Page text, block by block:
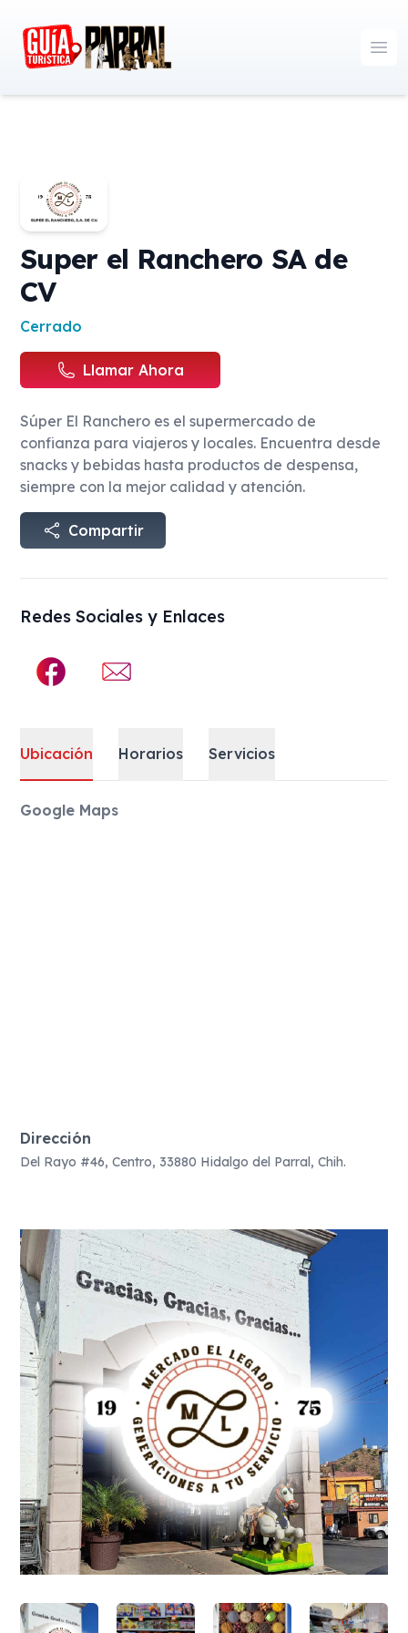
Guía Turística Parral
Super el Ranchero SA de
CV
Disponibilidad de horarios
Cerrado
Llamar Ahora
Súper El Ranchero es el supermercado de
confianza para viajeros y locales. Encuentra desde
snacks y bebidas hasta productos de despensa,
siempre con la mejor calidad y atención.
Compartir
Redes Sociales y Enlaces
Ubicación Horarios Servicios
Google Maps
Dirección
Del Rayo #46, Centro, 33880 Hidalgo del Parral, Chih.